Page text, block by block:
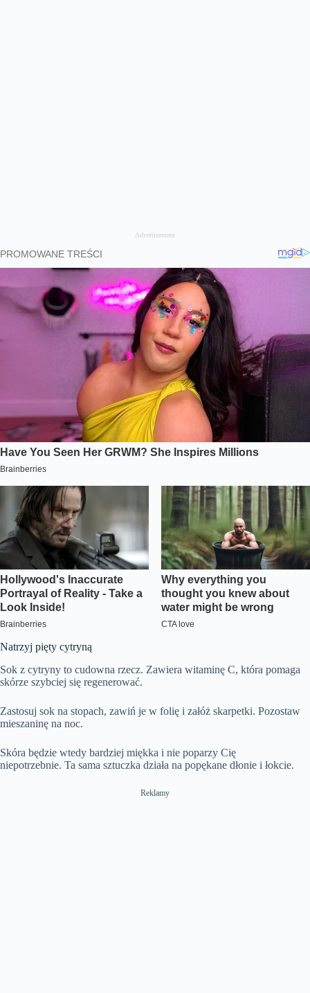
Advertisement
Natrzyj pięty cytryną
Sok z cytryny to cudowna rzecz. Zawiera witaminę C, która pomaga
skórze szybciej się regenerować.
Zastosuj sok na stopach, zawiń je w folię i załóż skarpetki. Pozostaw
mieszaninę na noc.
Skóra będzie wtedy bardziej miękka i nie poparzy Cię
niepotrzebnie. Ta sama sztuczka działa na popękane dłonie i łokcie.
Reklamy